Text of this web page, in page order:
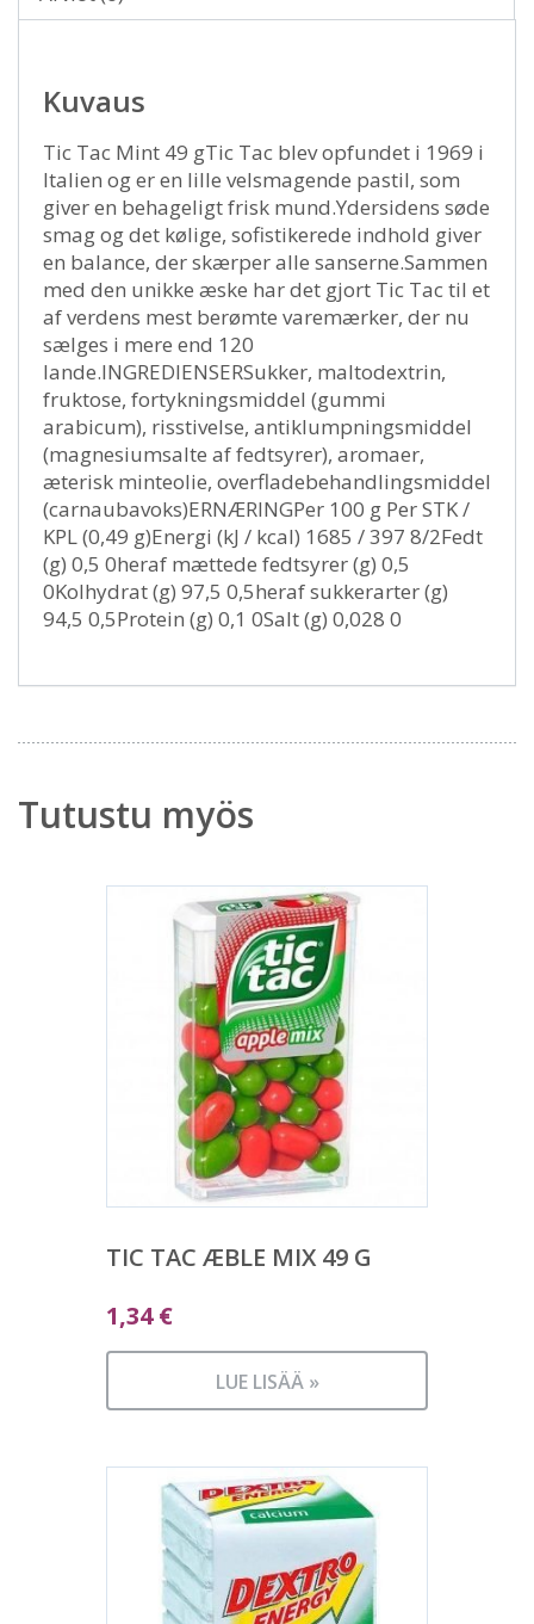
Kuvaus
Tic Tac Mint 49 gTic Tac blev opfundet i 1969 i
Italien og er en lille velsmagende pastil, som
giver en behageligt frisk mund.Ydersidens søde
smag og det kølige, sofistikerede indhold giver
en balance, der skærper alle sanserne.Sammen
med den unikke æske har det gjort Tic Tac til et
af verdens mest berømte varemærker, der nu
sælges i mere end 120
lande.INGREDIENSERSukker, maltodextrin,
fruktose, fortykningsmiddel (gummi
arabicum), risstivelse, antiklumpningsmiddel
(magnesiumsalte af fedtsyrer), aromaer,
æterisk minteolie, overfladebehandlingsmiddel
(carnaubavoks)ERNÆRINGPer 100 g Per STK /
KPL (0,49 g)Energi (kJ / kcal) 1685 / 397 8/2Fedt
(g) 0,5 0heraf mættede fedtsyrer (g) 0,5
0Kolhydrat (g) 97,5 0,5heraf sukkerarter (g)
94,5 0,5Protein (g) 0,1 0Salt (g) 0,028 0
Tutustu myös
TIC TAC ÆBLE MIX 49 G
1,34€
LUE LISÄÄ »